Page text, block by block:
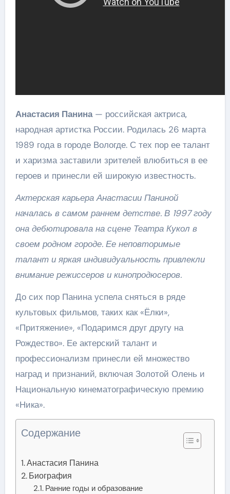
Анастасия Панина— российская актриса,
народная артистка России. Родилась 26 марта
1989 года в городе Вологде. С тех пор ее талант
и харизма заставили зрителей влюбиться в ее
героев и принесли ей широкую известность.
Актерская карьера Анастасии Паниной
началась в самом раннем детстве. В 1997 году
она дебютировала на сцене Театра Кукол в
своем родном городе. Ее неповторимые
талант и яркая индивидуальность привлекли
внимание режиссеров и кинопродюсеров.
До сих пор Панина успела сняться в ряде
культовых фильмов, таких как «Ёлки»,
«Притяжение», «Подаримся друг другу на
Рождество». Ее актерский талант и
профессионализм принесли ей множество
наград и признаний, включая Золотой Олень и
Национальную кинематографическую премию
«Ника».
Содержание
Анастасия Панина
Биография
Ранние годы и образование